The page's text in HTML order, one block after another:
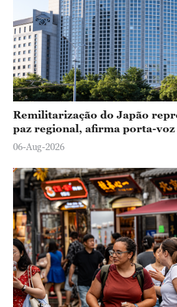
Remilitarização do Japão
paz regional, afirma porta-voz
06-Aug-2026